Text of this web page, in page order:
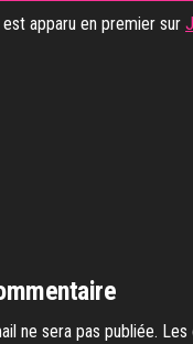
est apparu en premier sur
ne sera pas publiée.